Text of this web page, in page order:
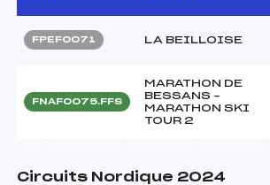
FPEF0071 LA BEILLOISE
FNAF0075.FFS
MARATHON DE
BESSANS –
MARATHON SKI
TOUR 2
Circuits Nordique 2024